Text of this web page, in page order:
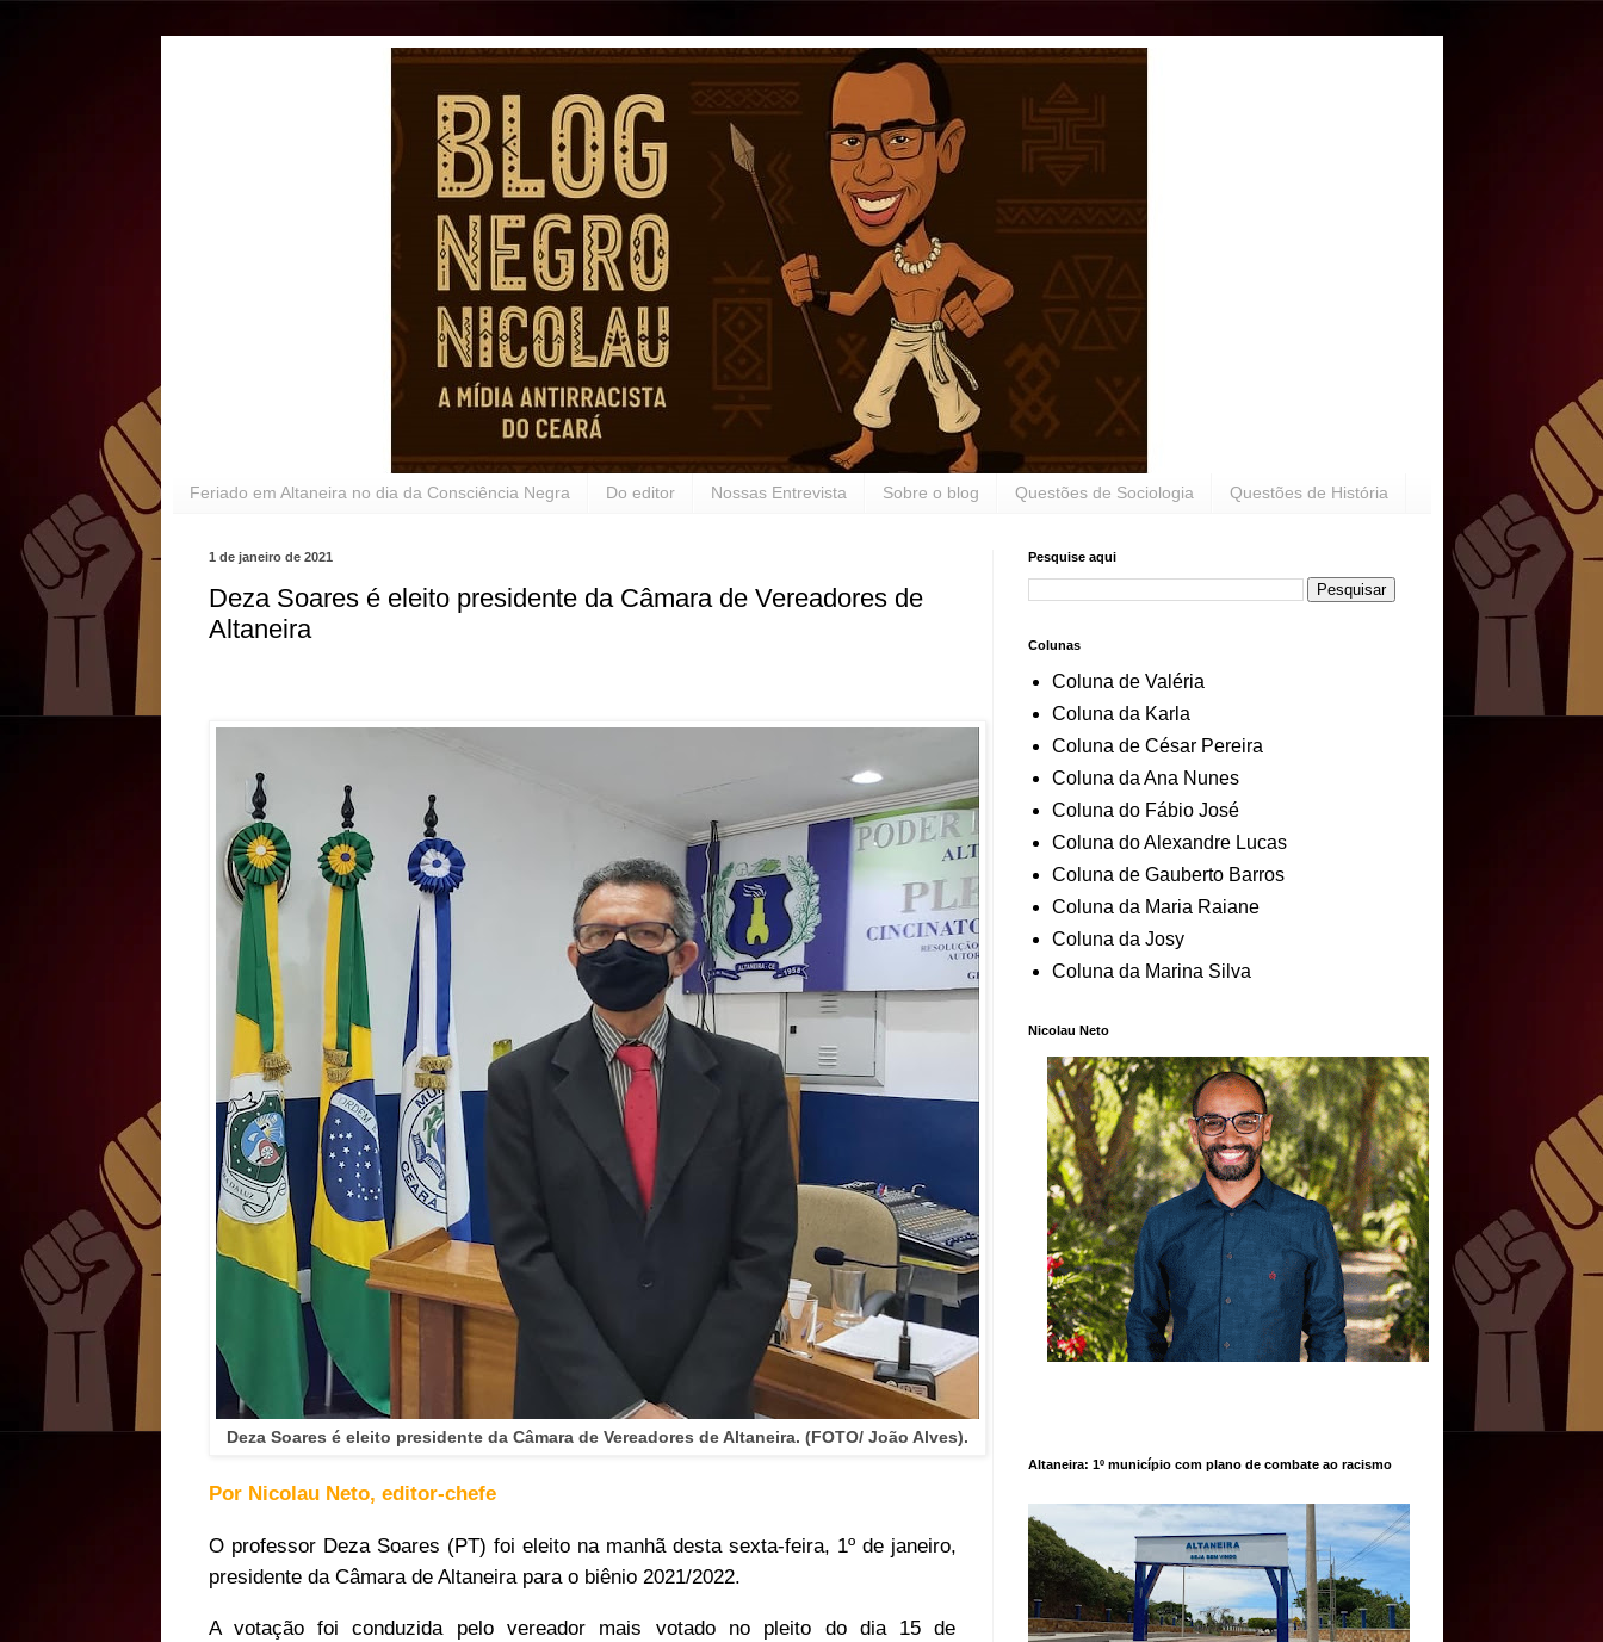
Feriado em Altaneira no dia da Consciência Negra Do editor Nossas Entrevista Sobre o blog Questões de Sociologia Questões de História
1 de janeiro de 2021
Deza Soares é eleito presidente da Câmara de Vereadores de
Altaneira
Deza Soares é eleito presidente da Câmara de Vereadores de Altaneira. (FOTO/ João Alves).
Por Nicolau Neto, editor-chefe
O professor Deza Soares (PT) foi eleito na manhã desta sexta-feira, 1º de janeiro,
presidente da Câmara de Altaneira para o biênio 2021/2022.
A votação foi conduzida pelo vereador mais votado no pleito do dia 15 de
Pesquise aqui
Colunas
Coluna de Valéria
Coluna da Karla
Coluna de César Pereira
Coluna da Ana Nunes
Coluna do Fábio José
Coluna do Alexandre Lucas
Coluna de Gauberto Barros
Coluna da Maria Raiane
Coluna da Josy
Coluna da Marina Silva
Nicolau Neto
Altaneira: 1º município com plano de combate ao racismo